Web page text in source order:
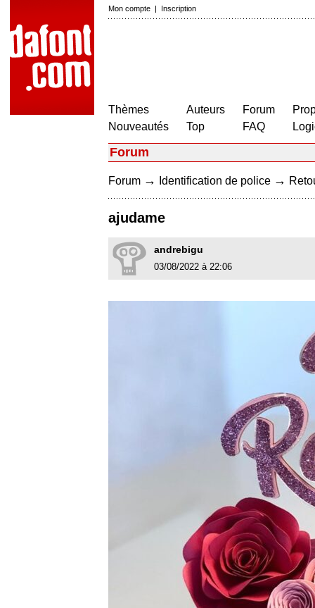
Mon compte | Inscription
Thèmes
Nouveautés
Auteurs
Top
Forum
FAQ
Forum
Forum → Identification de police →
ajudame
andrebigu
03/08/2022 à 22:06